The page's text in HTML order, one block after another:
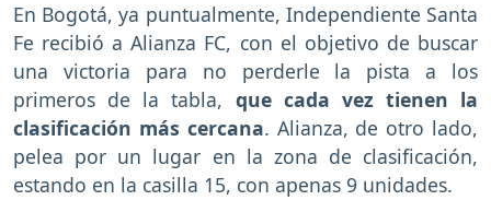
En Bogotá, ya puntualmente, Independiente Santa
Fe recibió a Alianza FC, con el objetivo de buscar
una victoria para no perderle la pista a los
primeros de la tabla, que cada vez tienen la
clasificación más cercana. Alianza, de otro lado,
pelea por un lugar en la zona de clasificación,
estando en la casilla 15, con apenas 9 unidades.